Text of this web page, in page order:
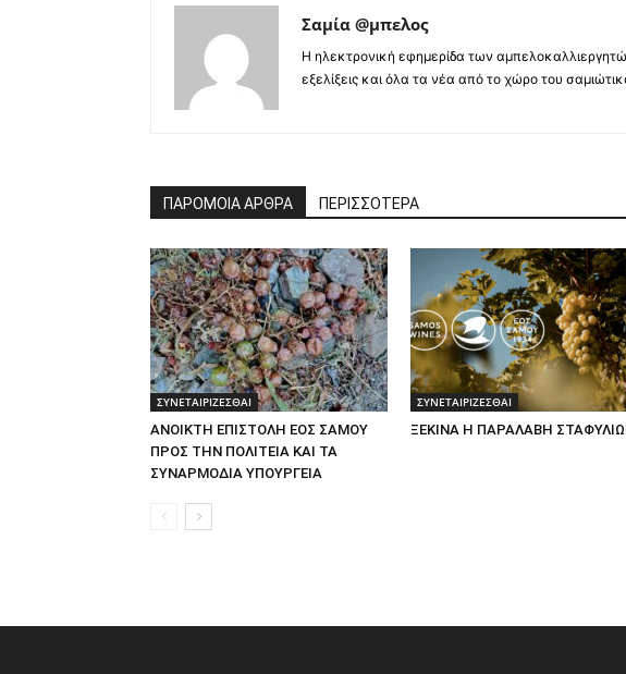
Σαμία @μπελος
Η ηλεκτρονική εφημερίδα των
εξελίξεις και όλα τα νέα από το χώρο του
ΠΑΡΟΜΟΙΑ ΑΡΘΡΑ ΠΕΡΙΣΣΟΤΕΡΑ
ΣΥΝΕΤΑΙΡΙΖΕΣΘΑΙ
ΑΝΟΙΚΤΗ ΕΠΙΣΤΟΛΗ ΕΟΣ ΣΑΜΟΥ
ΠΡΟΣ ΤΗΝ ΠΟΛΙΤΕΙΑ ΚΑΙ ΤΑ
ΣΥΝΑΡΜΟΔΙΑ ΥΠΟΥΡΓΕΙΑ
ΣΥΝΕΤΑΙΡΙΖΕΣΘΑΙ
ΞΕΚΙΝΑ Η ΠΑΡΑΛΑΒΗ